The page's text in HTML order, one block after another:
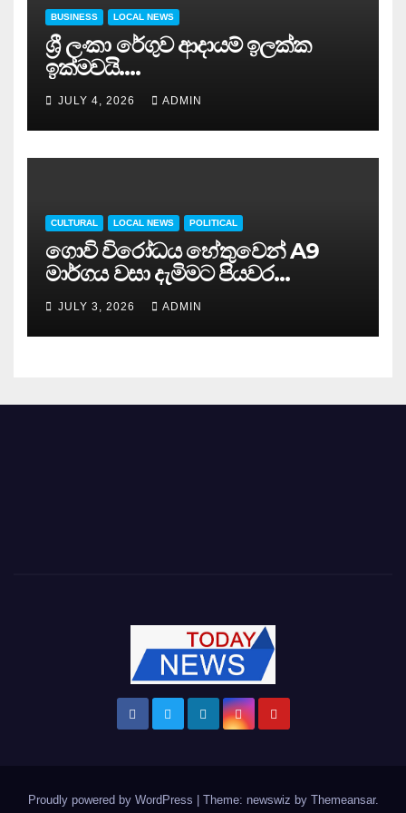
BUSINESS LOCAL NEWS
ශ්‍රී ලංකා රේගුව ආදායම් ඉලක්ක
ඉක්මවයි….
JULY 4, 2026 ADMIN
CULTURAL LOCAL NEWS POLITICAL
ගොවි විරෝධය හේතුවෙන් A9
මාර්ගය වසා දැමිමට පියවර…
JULY 3, 2026 ADMIN
Proudly powered by WordPress Theme: newswiz by Themeansar.